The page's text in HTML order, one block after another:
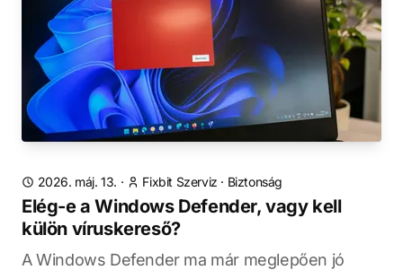
2026. máj. 13. · Fixbit Szerviz · Biztonság
Elég-e a Windows Defender, vagy kell
külön víruskereső?
A Windows Defender ma már meglepően jó